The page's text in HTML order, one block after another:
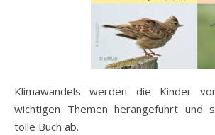
Klimawandels werden die Kinder
wichtigen Themen herangeführt und
tolle Buch ab.